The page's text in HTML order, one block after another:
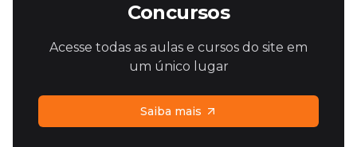
Concursos
Acesse todas as aulas e cursos do site em
um único lugar
Saiba mais